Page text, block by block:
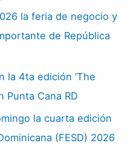
la feria de negocio y
de República
la 4ta edición ‘The
Punta Cana RD
la cuarta edición
(FESD) 2026